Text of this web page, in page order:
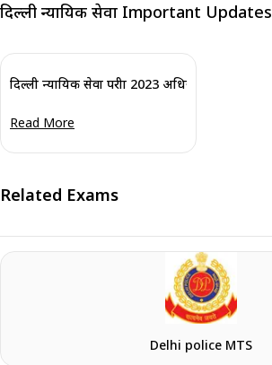
दिल्ली न्यायिक सेवा Important Updates
दिल्ली न्यायिक सेवा परीक्षा 2023 अधिसूचना जारी
Read More
Related Exams
Delhi police MTS